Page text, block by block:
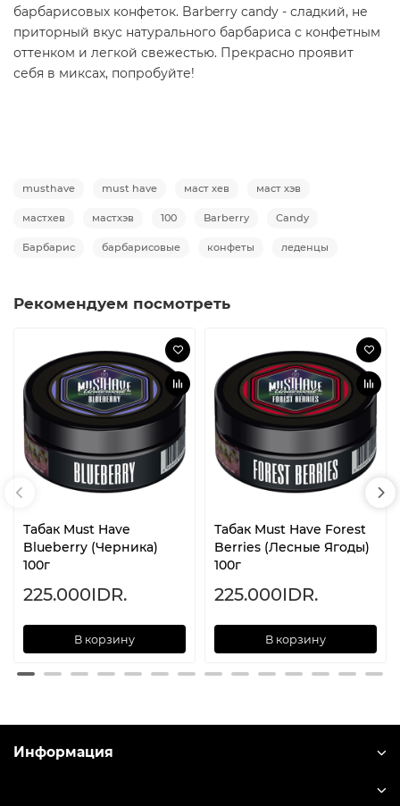
барбарисовых конфеток. Barberry candy - сладкий, не
приторный вкус натурального барбариса с конфетным
оттенком и легкой свежестью. Прекрасно проявит
себя в миксах, попробуйте!
musthave must have маст хев маст хэв
мастхев мастхэв 100 Barberry Candy
Барбарис барбарисовые конфеты леденцы
Рекомендуем посмотреть
Табак Must Have
Blueberry (Черника)
100г
225.000IDR.
В корзину
Табак Must Have Forest
Berries (Лесные Ягоды)
100г
225.000IDR.
В корзину
Информация